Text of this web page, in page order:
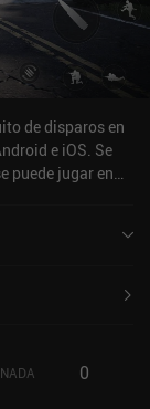
de disparos en
e iOS. Se
puede jugar en
una
0